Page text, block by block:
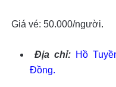
Giá vé: 50.000/người.
Địa chỉ: Hồ
Đồng.